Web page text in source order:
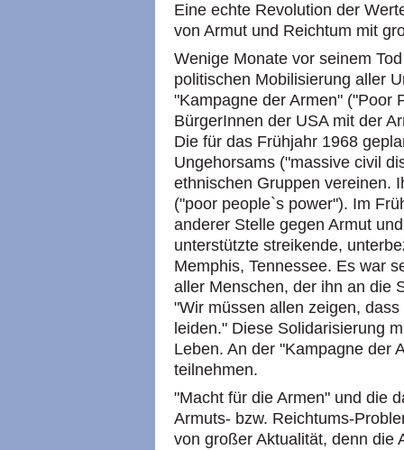
Eine echte Revolution der
von Armut und Reichtum mit
Wenige Monate vor seinem
politischen Mobilisierung aller
"Kampagne der Armen" ("Poor
BürgerInnen der USA mit der
Die für das Frühjahr 1968
Ungehorsams ("massive civil
ethnischen Gruppen vereinen.
("poor people`s power"). Im
anderer Stelle gegen Armut
unterstützte streikende,
Memphis, Tennessee. Es war
aller Menschen, der ihn an die
"Wir müssen allen zeigen,
leiden." Diese Solidarisierung
Leben. An der "Kampagne der
teilnehmen.
"Macht für die Armen" und die
Armuts- bzw. Reichtums-
von großer Aktualität, denn die